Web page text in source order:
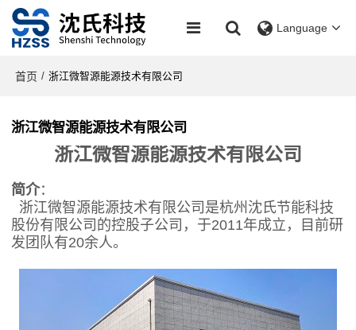
Language
首页 / 浙江微智源能源技术有限公司
浙江微智源能源技术有限公司
浙江微智源能源技术有限公司
简介：
浙江微智源能源技术有限公司 是杭州沈氏节能科技
股份有限公司的控股子公司，于2011年成立 ，
目前研
发团队有20余人。